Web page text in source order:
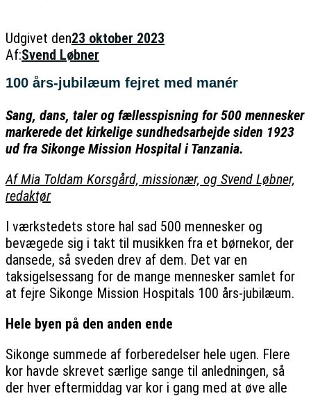
Udgivet den23 oktober 2023
Af:Svend Løbner
100 års-jubilæum fejret med manér
Sang, dans, taler og fællesspisning for 500 mennesker
markerede det kirkelige sundhedsarbejde siden 1923
ud fra Sikonge Mission Hospital i Tanzania.
Af Mia Toldam Korsgård, missionær, og Svend Løbner,
redaktør
I værkstedets store hal sad 500 mennesker og
bevægede sig i takt til musikken fra et børnekor, der
dansede, så sveden drev af dem. Det var en
taksigelsessang for de mange mennesker samlet for
at fejre Sikonge Mission Hospitals 100 års-jubilæum.
Hele byen på den anden ende
Sikonge summede af forberedelser hele ugen. Flere
kor havde skrevet særlige sange til anledningen, så
der hver eftermiddag var kor i gang med at øve alle